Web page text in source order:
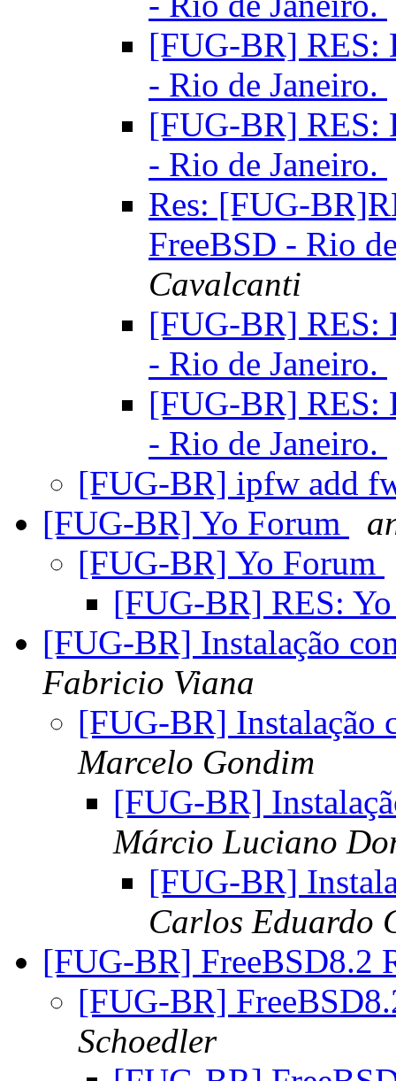
[FUG-BR] RES:
- Rio de Janeiro.
[FUG-BR] RES:
- Rio de Janeiro.
Res: [FUG-
FreeBSD - Rio
Cavalcanti
[FUG-BR] RES:
- Rio de Janeiro.
[FUG-BR] RES:
- Rio de Janeiro.
[FUG-BR] ipfw add
[FUG-BR] Yo Forum
[FUG-BR] Yo Forum
[FUG-BR] RES:
[FUG-BR] Instalação
Fabricio Viana
[FUG-BR] Instalação
Marcelo Gondim
[FUG-BR]
Márcio Luciano
[FUG-BR]
Carlos Eduardo
[FUG-BR] FreeBSD8.2
[FUG-BR]
Schoedler